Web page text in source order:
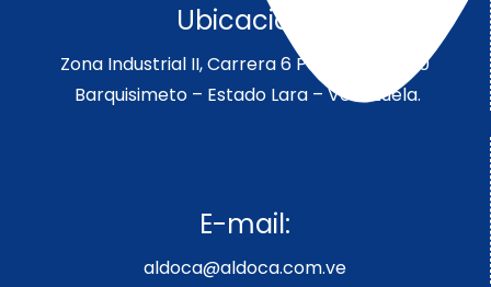
Ubicación:
Zona Industrial II, Carrera 6 Parcela 189-190
Barquisimeto – Estado Lara – Venezuela.
E-mail:
aldoca@aldoca.com.ve